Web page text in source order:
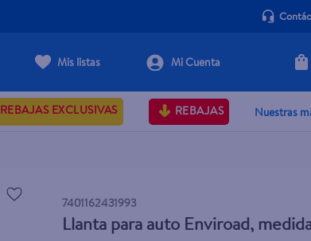
Mis listas
REBAJAS EXCLUSIVAS REBAJAS Nuestras
7401162431993
Llanta para auto Enviroad,